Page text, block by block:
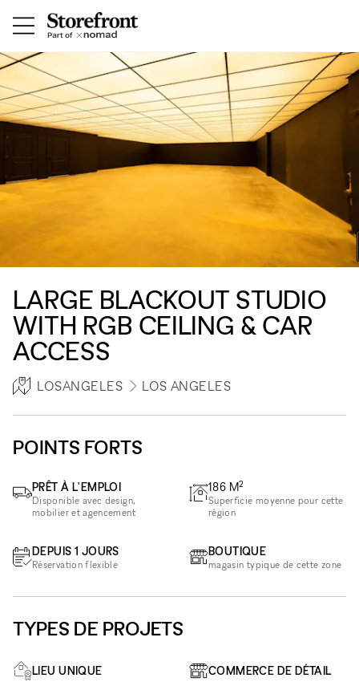
LARGE BLACKOUT STUDIO
WITH RGB CEILING & CAR
ACCESS
LOSANGELES LOS ANGELES
POINTS FORTS
PRÊT À L'EMPLOI
Disponible avec design,
mobilier et agencement
DEPUIS 1 JOURS
Réservation flexible
186 M2
Superficie moyenne pour cette
région
BOUTIQUE
magasin typique de cette zone
TYPES DE PROJETS
LIEU UNIQUE COMMERCE DE DÉTAIL